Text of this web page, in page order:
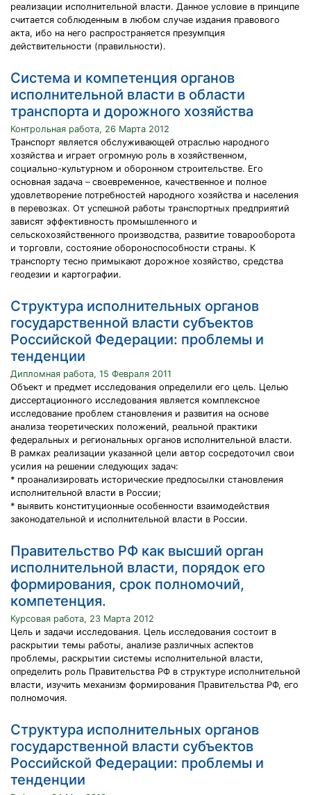
реализации исполнительной власти. Данное условие в принципе
считается соблюденным в любом случае издания правового
акта, ибо на него распространяется презумпция
действительности (правильности).
Система и компетенция органов
исполнительной власти в области
транспорта и дорожного хозяйства
Контрольная работа, 26 Марта 2012
Транспорт является обслуживающей отраслью народного
хозяйства и играет огромную роль в хозяйственном,
социально-культурном и оборонном строительстве. Его
основная задача – своевременное, качественное и полное
удовлетворение потребностей народного хозяйства и населения
в перевозках. От успешной работы транспортных предприятий
зависят эффективность промышленного и
сельскохозяйственного производства, развитие товарооборота
и торговли, состояние обороноспособности страны. К
транспорту тесно примыкают дорожное хозяйство, средства
геодезии и картографии.
Структура исполнительных органов
государственной власти субъектов
Российской Федерации: проблемы и
тенденции
Дипломная работа, 15 Февраля 2011
Объект и предмет исследования определили его цель. Целью
диссертационного исследования является комплексное
исследование проблем становления и развития на основе
анализа теоретических положений, реальной практики
федеральных и региональных органов исполнительной власти.
В рамках реализации указанной цели автор сосредоточил свои
усилия на решении следующих задач:
* проанализировать исторические предпосылки становления
исполнительной власти в России;
* выявить конституционные особенности взаимодействия
законодательной и исполнительной власти в России.
Правительство РФ как высший орган
исполнительной власти, порядок его
формирования, срок полномочий,
компетенция.
Курсовая работа, 23 Марта 2012
Цель и задачи исследования. Цель исследования состоит в
раскрытии темы работы, анализе различных аспектов
проблемы, раскрытии системы исполнительной власти,
определить роль Правительства РФ в структуре исполнительной
власти, изучить механизм формирования Правительства РФ, его
полномочия.
Структура исполнительных органов
государственной власти субъектов
Российской Федерации: проблемы и
тенденции